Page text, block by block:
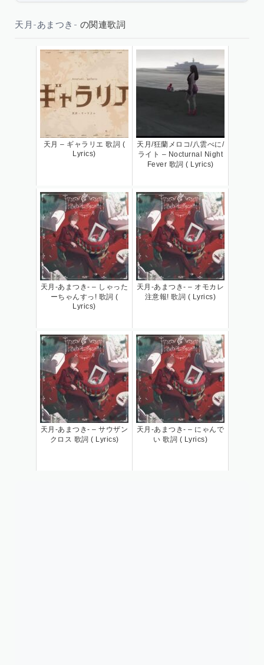
天月-あまつき- の関連歌詞
天月 – ギャラリエ 歌詞 (
Lyrics)
天月/狂蘭メロコ/八雲べに/
ライト – Nocturnal Night
Fever 歌詞 ( Lyrics)
天月-あまつき- – しゃった
ーちゃんすっ! 歌詞 (
Lyrics)
天月-あまつき- – オモカレ
注意報! 歌詞 ( Lyrics)
天月-あまつき- – サウザン
クロス 歌詞 ( Lyrics)
天月-あまつき- – にゃんで
い 歌詞 ( Lyrics)